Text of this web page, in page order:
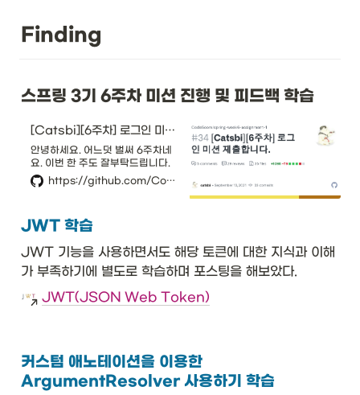
Finding
스프링 3기 6주차 미션 진행 및 피드백 학습
[Catsbi][6주차] 로그인 미션 제출합니다. by catsbi · Pull Request #34 · CodeSoom/spring-week6-assignment-1
안녕하세요. 어느덧 벌써 6주차네
요. 이번 한 주도 잘부탁드립니다.
질문 사항 최대한 given/verify
를 통한 mocking이 아닌 실제 데
트에 대부분 SpringBootTest 애
트시간이 길어지는 문제가 있었습
니다. 이 부분에 대해 더 나은 방...
https://github.com/CodeSoom/spring-week6-assignment-1/pull/34
JWT 학습
JWT 기능을 사용하면서도 해당 토큰에 대한 지식과 이해
가 부족하기에 별도로 학습하며 포스팅을 해보았다.
JWT(JSON Web Token)
커스텀 애노테이션을 이용한
ArgumentResolver 사용하기 학습